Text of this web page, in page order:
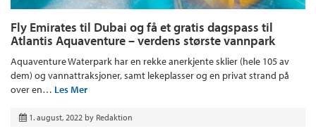
Fly Emirates til Dubai og få et gratis dagspass til
Atlantis Aquaventure – verdens største vannpark
Aquaventure Waterpark har en rekke anerkjente sklier (hele 105 av
dem) og vannattraksjoner, samt lekeplasser og en privat strand på
over en… Les Mer
1. august, 2022 by Redaktion